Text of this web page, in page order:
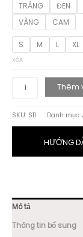
TRẮNG ĐEN
VÀNG
CAM
S M L XL
XÓA
TIẾT
SUMMER
Thêm
SKU: S11 Danh mục:
HƯỚNG
Mô tả
Thông tin bổ sung